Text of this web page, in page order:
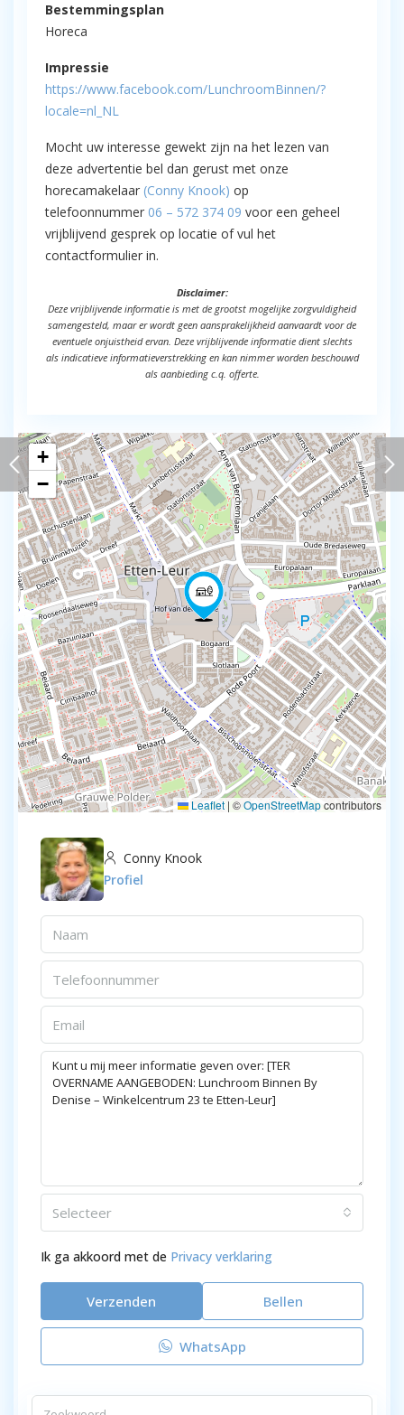
Bestemmingsplan
Horeca
Impressie
https://www.facebook.com/LunchroomBinnen/?
locale=nl_NL
Mocht uw interesse gewekt zijn na het lezen van
deze advertentie bel dan gerust met onze
horecamakelaar (Conny Knook) op
telefoonnummer 06 – 572 374 09 voor een geheel
vrijblijvend gesprek op locatie of vul het
contactformulier in.
Disclaimer:
Deze vrijblijvende informatie is met de grootst mogelijke zorgvuldigheid
samengesteld, maar er wordt geen aansprakelijkheid aanvaardt voor de
eventuele onjuistheid ervan. Deze vrijblijvende informatie dient slechts
als indicatieve informatieverstrekking en kan nimmer worden beschouwd
als aanbieding c.q. offerte.
+
−
Leaflet | ©OpenStreetMapcontributors
Conny Knook
Profiel
Selecteer
Ik ga akkoord met de Privacy verklaring
Verzenden Bellen
WhatsApp